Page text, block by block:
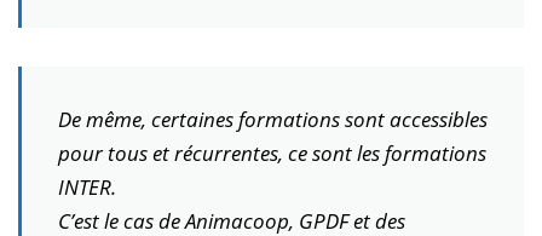
De même, certaines formations sont accessibles
pour tous et récurrentes, ce sont les formations
INTER.
C’est le cas de Animacoop, GPDF et des